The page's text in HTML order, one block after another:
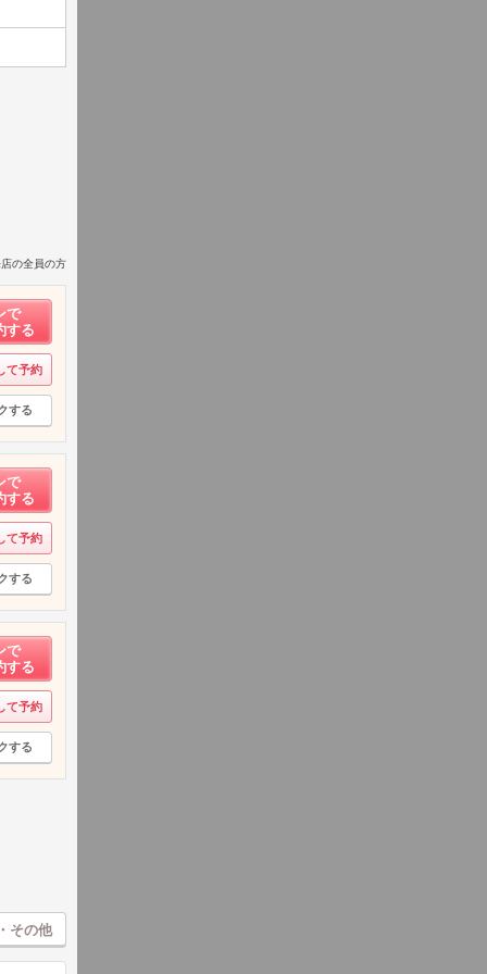
の全員の方
で
する
て予約
する
で
する
て予約
する
で
する
て予約
する
その他